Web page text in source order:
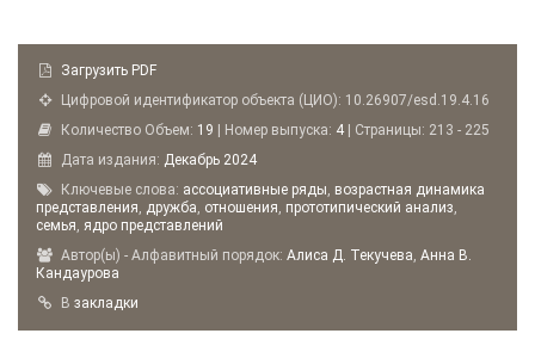
Загрузить PDF
Цифровой идентификатор объекта (ЦИО): 10.26907/esd.19.4.16
Количество Объем: 19 | Номер выпуска: 4 | Страницы: 213 - 225
Дата издания: Декабрь 2024
Ключевые слова: ассоциативные ряды, возрастная динамика
представления, дружба, отношения, прототипический анализ,
семья, ядро представлений
Автор(ы) - Алфавитный порядок:Алиса Д. Текучева,Анна В.
Кандаурова
Bзакладки